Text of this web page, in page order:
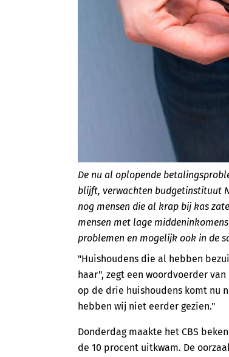
De nu al oplopende
blijft, verwachten budgetinstituut
nog mensen die al krap bij kas
mensen met lage
problemen en mogelijk ook in de
"Huishoudens die al hebben
haar", zegt een woordvoerder
op de drie huishoudens komt nu
hebben wij niet eerder gezien."
Donderdag maakte het CBS
de 10 procent uitkwam. De